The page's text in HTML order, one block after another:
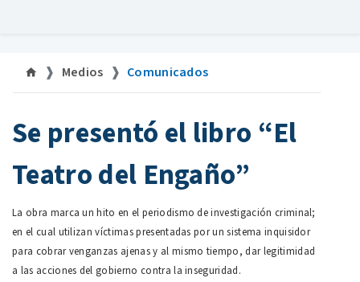
Medios Comunicados
Se presentó el libro “El
Teatro del Engaño”
La obra marca un hito en el periodismo de investigación criminal;
en el cual utilizan víctimas presentadas por un sistema inquisidor
para cobrar venganzas ajenas y al mismo tiempo, dar legitimidad
a las acciones del gobierno contra la inseguridad.